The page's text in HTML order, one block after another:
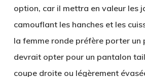
option, car il mettra en valeur les
camouflant les hanches et les
la femme ronde préfère porter un
devrait opter pour un pantalon
coupe droite ou légèrement